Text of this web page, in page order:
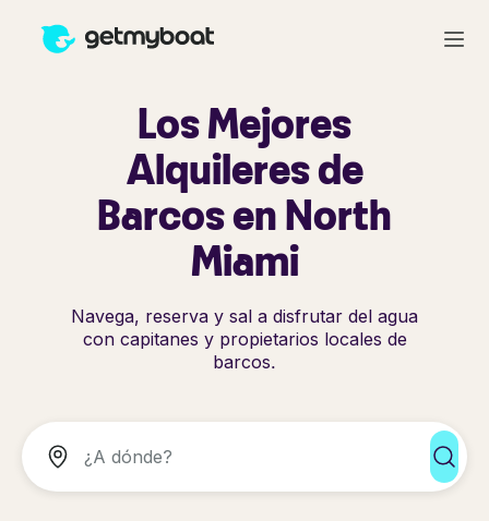
Los Mejores
Alquileres de
Barcos en North
Miami
Navega, reserva y sal a disfrutar del agua
con capitanes y propietarios locales de
barcos.